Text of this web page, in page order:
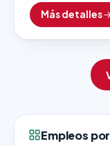
el último paso
del cliente es uno…
Más detalles
Empleos